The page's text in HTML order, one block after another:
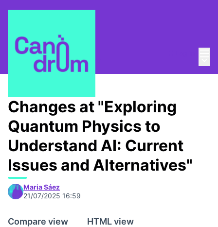
/ Canòdrom Obert
Changes at "Exploring
Quantum Physics to
Understand AI: Current
Issues and Alternatives"
Maria Sáez
21/07/2025 16:59
Compare view
HTML view